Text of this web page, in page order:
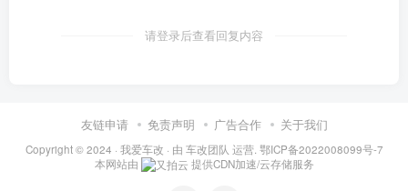
请登录后查看回复内容
友链申请 免责声明 广告合作 关于我们
Copyright © 2024 · 我爱车改 · 由 车改团队 运营. 鄂ICP备2022008099号-7
本网站由
提供CDN加速/云存储服务